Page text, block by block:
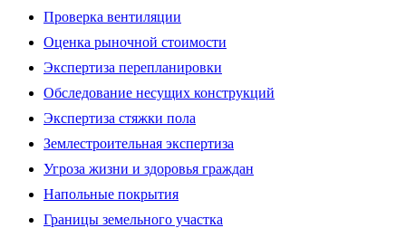
Проверка вентиляции
Оценка рыночной стоимости
Экспертиза перепланировки
Обследование несущих конструкций
Экспертиза стяжки пола
Землестроительная экспертиза
Угроза жизни и здоровья граждан
Напольные покрытия
Границы земельного участка